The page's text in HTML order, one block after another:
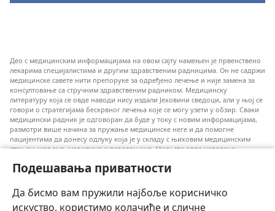
Подешавања приватности
Да бисмо вам пружили најбоље корисничко
искуство, користимо колачиће и сличне
Део с медицинским информацијама на овом сајту намењен је првенствено
лекарима специјалистима и другим здравственим радницима. Он не садржи
медицинске савете нити препоруке за одређено лечење и није замена за
консултовање са стручним здравственим радником. Медицинску
литературу која се овде наводи нису издали Јеховини сведоци, али у њој се
говори о стратегијама бескрвног лечења које се могу узети у обзир. Сваки
медицински радник је одговоран да буде у току с новим информацијама,
размотри више начина за пружање медицинске неге и да помогне
пацијентима да донесу одлуку која је у складу с њиховим медицинским
стањем, жељама, мерилима и веровањима. Нису све овде наведене
За пацијенте: Увек се консултујте с вашим лекаром или другим
стањем и лечењем. Ако сматрате да имате здравствених проблема,
обратите се лекару.